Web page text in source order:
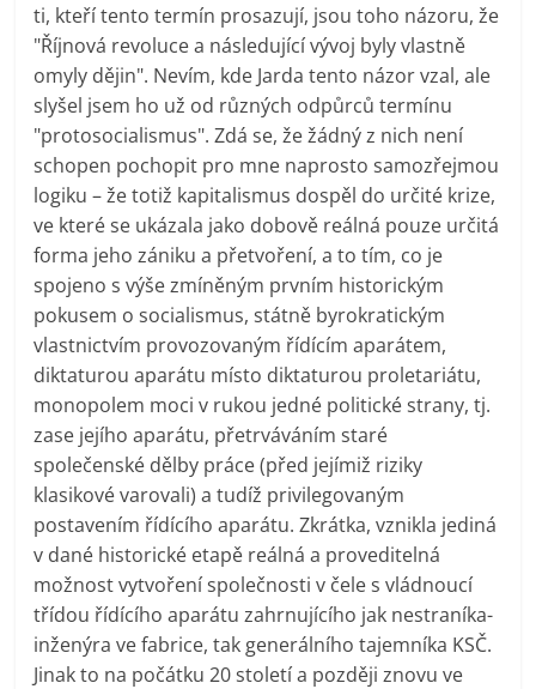
ti, kteří tento termín prosazují, jsou toho názoru, že
"Říjnová revoluce a následující vývoj byly vlastně
omyly dějin". Nevím, kde Jarda tento názor vzal, ale
slyšel jsem ho už od různých odpůrců termínu
"protosocialismus". Zdá se, že žádný z nich není
schopen pochopit pro mne naprosto samozřejmou
logiku – že totiž kapitalismus dospěl do určité krize,
ve které se ukázala jako dobově reálná pouze určitá
forma jeho zániku a přetvoření, a to tím, co je
spojeno s výše zmíněným prvním historickým
pokusem o socialismus, státně byrokratickým
vlastnictvím provozovaným řídícím aparátem,
diktaturou aparátu místo diktaturou proletariátu,
monopolem moci v rukou jedné politické strany, tj.
zase jejího aparátu, přetrváváním staré
společenské dělby práce (před jejímiž riziky
klasikové varovali) a tudíž privilegovaným
postavením řídícího aparátu. Zkrátka, vznikla jediná
v dané historické etapě reálná a proveditelná
možnost vytvoření společnosti v čele s vládnoucí
třídou řídícího aparátu zahrnujícího jak nestraníka-
inženýra ve fabrice, tak generálního tajemníka KSČ.
Jinak to na počátku 20 století a později znovu ve